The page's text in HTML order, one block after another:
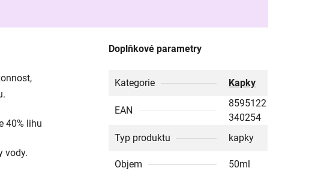
,
40% lihu
vody.
Doplňkové parametry
Kategorie Kapky
EAN
8595122
340254
Typ produktu
kapky
Objem 50ml